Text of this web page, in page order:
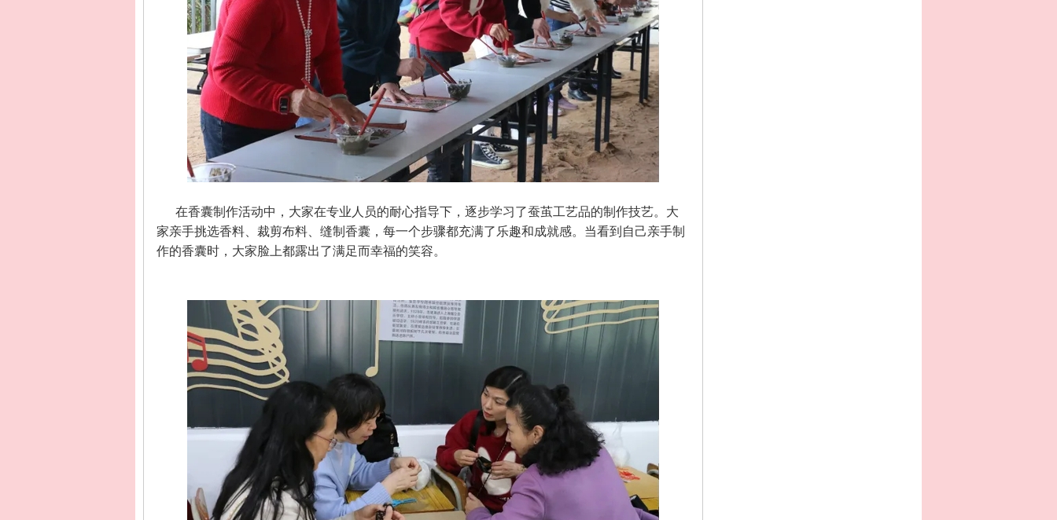
在香囊制作活动中，大家在专业人员的耐心指导下，逐步学习了蚕茧工艺品的制作技艺。大
家亲手挑选香料、裁剪布料、缝制香囊，每一个步骤都充满了乐趣和成就感。当看到自己亲手制
作的香囊时，大家脸上都露出了满足而幸福的笑容。